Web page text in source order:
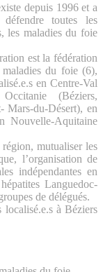
depuis 1996 et a
toutes les
les maladies du foie
est la fédération
du foie (6),
en Centre-Val
(Béziers,
Mars-du-Désert), en
Nouvelle-Aquitaine
mutualiser les
l’organisation de
indépendantes en
Languedoc-
de délégués.
localisé.e.s à Béziers